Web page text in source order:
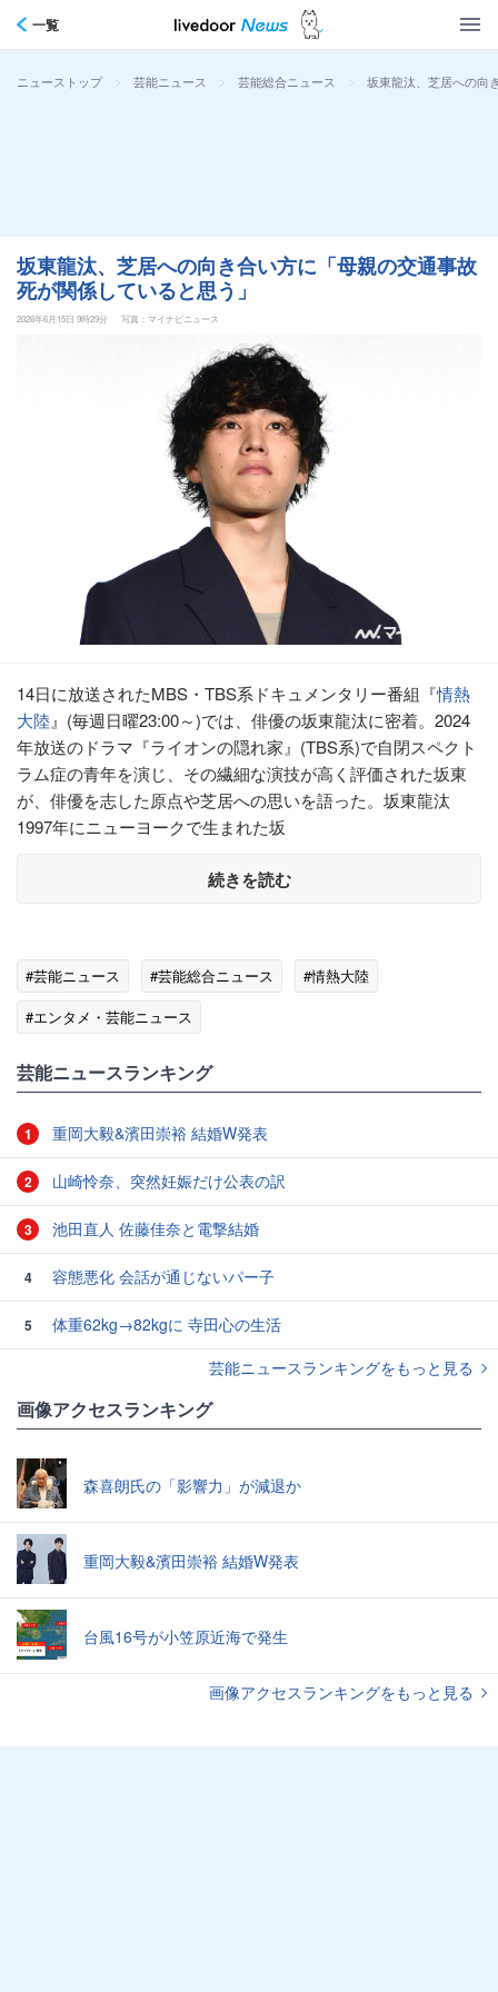
一覧
ニューストップ > 芸能ニュース > 芸能総合ニュース > 坂東龍汰、芝居への向
坂東龍汰、芝居への向き合い方に「母親の交通事故
死が関係していると思う」
2026年6月15日 9時29分 写真：マイナビニュース
14日に放送されたMBS・TBS系ドキュメンタリー番組『情熱
大陸』(毎週日曜23:00～)では、俳優の坂東龍汰に密着。2024
年放送のドラマ『ライオンの隠れ家』(TBS系)で自閉スペクト
ラム症の青年を演じ、その繊細な演技が高く評価された坂東
が、俳優を志した原点や芝居への思いを語った。坂東龍汰
1997年にニューヨークで生まれた坂
続きを読む
#芸能ニュース #芸能総合ニュース
#情熱大陸
#エンタメ・芸能ニュース
芸能ニュースランキング
1 重岡大毅&濱田崇裕 結婚W発表
2 山崎怜奈、突然妊娠だけ公表の訳
3 池田直人 佐藤佳奈と電撃結婚
4 容態悪化 会話が通じないパー子
5
体重62kg→82kgに 寺田心の生活
芸能ニュースランキングをもっと見る
画像アクセスランキング
森喜朗氏の「影響力」が減退か
重岡大毅&濱田崇裕 結婚W発表
台風16号が小笠原近海で発生
画像アクセスランキングをもっと見る